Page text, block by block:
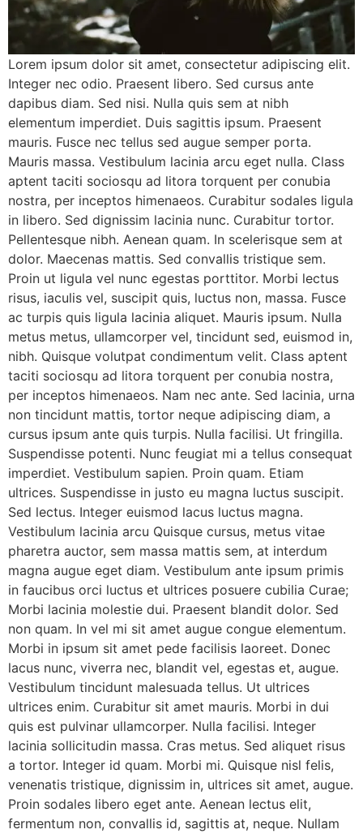
Lorem ipsum dolor sit amet, consectetur adipiscing elit.
Integer nec odio. Praesent libero. Sed cursus ante
dapibus diam. Sed nisi. Nulla quis sem at nibh
elementum imperdiet. Duis sagittis ipsum. Praesent
mauris. Fusce nec tellus sed augue semper porta.
Mauris massa. Vestibulum lacinia arcu eget nulla. Class
aptent taciti sociosqu ad litora torquent per conubia
nostra, per inceptos himenaeos. Curabitur sodales ligula
in libero. Sed dignissim lacinia nunc. Curabitur tortor.
Pellentesque nibh. Aenean quam. In scelerisque sem at
dolor. Maecenas mattis. Sed convallis tristique sem.
Proin ut ligula vel nunc egestas porttitor. Morbi lectus
risus, iaculis vel, suscipit quis, luctus non, massa. Fusce
ac turpis quis ligula lacinia aliquet. Mauris ipsum. Nulla
metus metus, ullamcorper vel, tincidunt sed, euismod in,
nibh. Quisque volutpat condimentum velit. Class aptent
taciti sociosqu ad litora torquent per conubia nostra,
per inceptos himenaeos. Nam nec ante. Sed lacinia, urna
non tincidunt mattis, tortor neque adipiscing diam, a
cursus ipsum ante quis turpis. Nulla facilisi. Ut fringilla.
Suspendisse potenti. Nunc feugiat mi a tellus consequat
imperdiet. Vestibulum sapien. Proin quam. Etiam
ultrices. Suspendisse in justo eu magna luctus suscipit.
Sed lectus. Integer euismod lacus luctus magna.
Vestibulum lacinia arcu Quisque cursus, metus vitae
pharetra auctor, sem massa mattis sem, at interdum
magna augue eget diam. Vestibulum ante ipsum primis
in faucibus orci luctus et ultrices posuere cubilia Curae;
Morbi lacinia molestie dui. Praesent blandit dolor. Sed
non quam. In vel mi sit amet augue congue elementum.
Morbi in ipsum sit amet pede facilisis laoreet. Donec
lacus nunc, viverra nec, blandit vel, egestas et, augue.
Vestibulum tincidunt malesuada tellus. Ut ultrices
ultrices enim. Curabitur sit amet mauris. Morbi in dui
quis est pulvinar ullamcorper. Nulla facilisi. Integer
lacinia sollicitudin massa. Cras metus. Sed aliquet risus
a tortor. Integer id quam. Morbi mi. Quisque nisl felis,
venenatis tristique, dignissim in, ultrices sit amet, augue.
Proin sodales libero eget ante. Aenean lectus elit,
fermentum non, convallis id, sagittis at, neque. Nullam